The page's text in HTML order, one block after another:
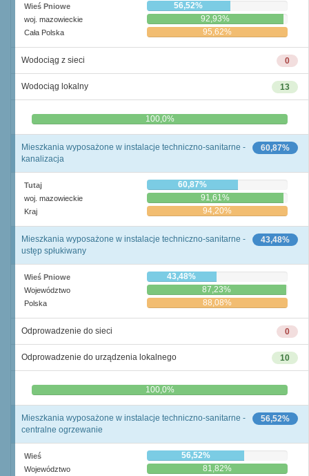
Wieś Pniowe 56,52%
woj. mazowieckie 92,93%
Cała Polska 95,62%
0
Wodociąg z sieci
13
Wodociąg lokalny
0,0% 100,0%
60,87%
Mieszkania wyposażone w instalacje techniczno-sanitarne -
kanalizacja
Tutaj 60,87%
woj. mazowieckie 91,61%
Kraj 94,20%
43,48%
Mieszkania wyposażone w instalacje techniczno-sanitarne -
ustęp spłukiwany
Wieś Pniowe 43,48%
Województwo 87,23%
Polska 88,08%
0
Odprowadzenie do sieci
10
Odprowadzenie do urządzenia lokalnego
0,0% 100,0%
56,52%
Mieszkania wyposażone w instalacje techniczno-sanitarne -
centralne ogrzewanie
Wieś 56,52%
Województwo 81,82%